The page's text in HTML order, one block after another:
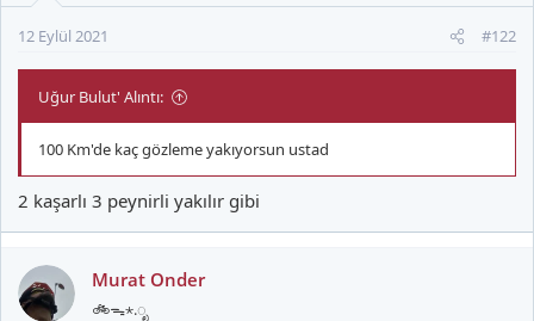
12 Eylül 2021 #122
Uğur Bulut' Alıntı:
100 Km'de kaç gözleme yakıyorsun ustad
2 kaşarlı 3 peynirli yakılır gibi
Murat Onder
🚲ᯓ⋆.ೃ